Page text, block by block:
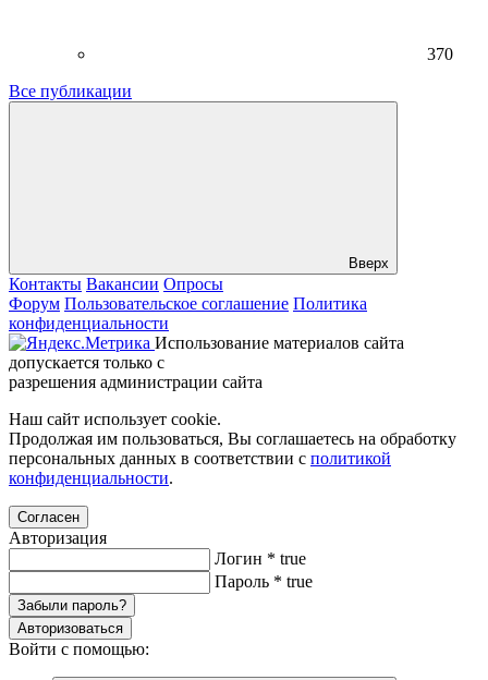
370
Все публикации
Вверх
Контакты Вакансии Опросы
Форум Пользовательское соглашение Политика
конфиденциальности
Использование материалов сайта
допускается только с
разрешения администрации сайта
Наш сайт использует cookie.
Продолжая им пользоваться, Вы соглашаетесь на обработку
персональных данных в соответствии с политикой
конфиденциальности.
Согласен
Авторизация
Логин * true
Пароль * true
Забыли пароль?
Авторизоваться
Войти с помощью: